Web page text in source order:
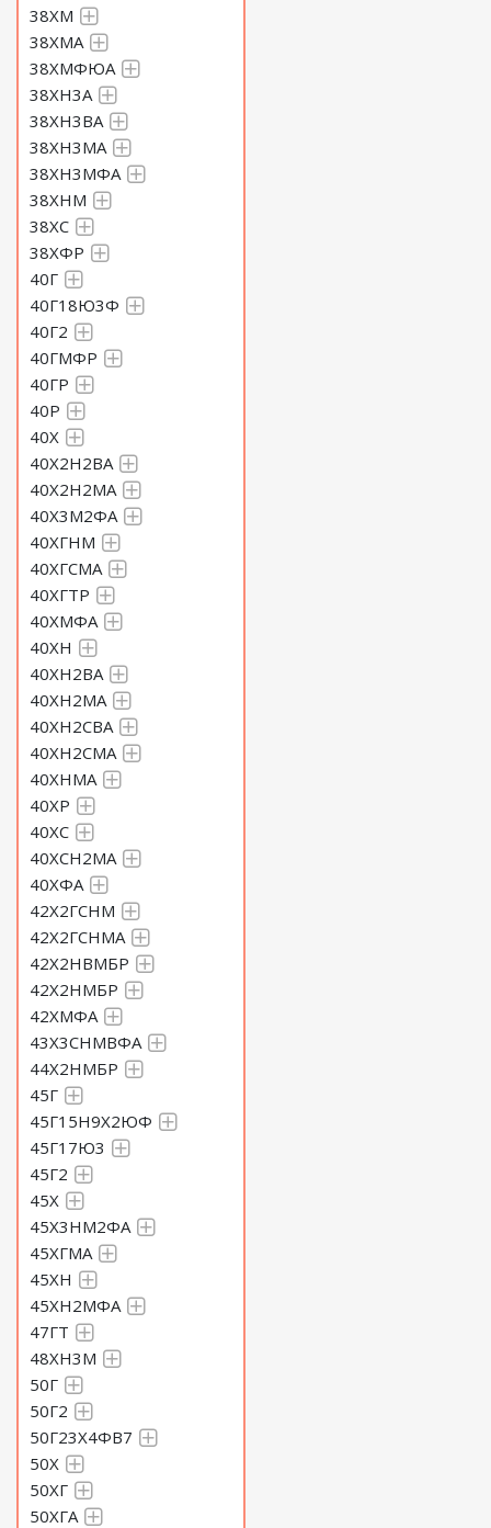
38ХМ
38ХМА
38ХМФЮА
38ХН3А
38ХН3ВА
38ХН3МА
38ХН3МФА
38ХНМ
38ХС
38ХФР
40Г
40Г18Ю3Ф
40Г2
40ГМФР
40ГР
40Р
40Х
40Х2Н2ВА
40Х2Н2МА
40Х3М2ФА
40ХГНМ
40ХГСМА
40ХГТР
40ХМФА
40ХН
40ХН2ВА
40ХН2МА
40ХН2СВА
40ХН2СМА
40ХНМА
40ХР
40ХС
40ХСН2МА
40ХФА
42Х2ГСНМ
42Х2ГСНМА
42Х2НВМБР
42Х2НМБР
42ХМФА
43Х3СНМВФА
44Х2НМБР
45Г
45Г15Н9Х2ЮФ
45Г17Ю3
45Г2
45Х
45Х3НМ2ФА
45ХГМА
45ХН
45ХН2МФА
47ГТ
48ХН3М
50Г
50Г2
50Г23Х4ФВ7
50Х
50ХГ
50ХГА